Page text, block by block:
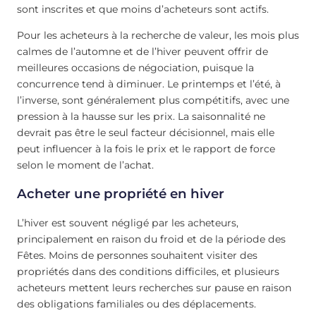
sont inscrites et que moins d’acheteurs sont actifs.
Pour les acheteurs à la recherche de valeur, les mois plus
calmes de l’automne et de l’hiver peuvent offrir de
meilleures occasions de négociation, puisque la
concurrence tend à diminuer. Le printemps et l’été, à
l’inverse, sont généralement plus compétitifs, avec une
pression à la hausse sur les prix. La saisonnalité ne
devrait pas être le seul facteur décisionnel, mais elle
peut influencer à la fois le prix et le rapport de force
selon le moment de l’achat.
Acheter une propriété en hiver
L’hiver est souvent négligé par les acheteurs,
principalement en raison du froid et de la période des
Fêtes. Moins de personnes souhaitent visiter des
propriétés dans des conditions difficiles, et plusieurs
acheteurs mettent leurs recherches sur pause en raison
des obligations familiales ou des déplacements.